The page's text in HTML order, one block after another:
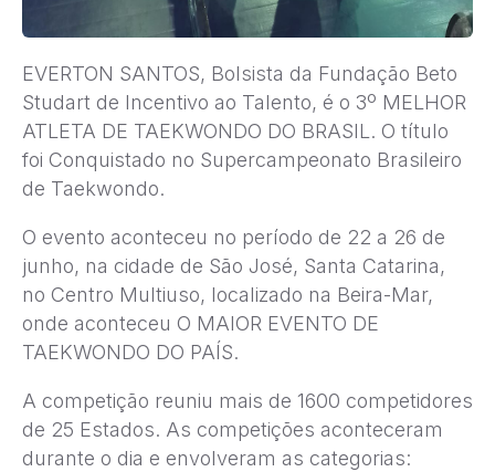
EVERTON SANTOS, Bolsista da Fundação Beto
Studart de Incentivo ao Talento, é o 3º MELHOR
ATLETA DE TAEKWONDO DO BRASIL. O título
foi Conquistado no Supercampeonato Brasileiro
de Taekwondo.
O evento aconteceu no período de 22 a 26 de
junho, na cidade de São José, Santa Catarina,
no Centro Multiuso, localizado na Beira-Mar,
onde aconteceu O MAIOR EVENTO DE
TAEKWONDO DO PAÍS.
A competição reuniu mais de 1600 competidores
de 25 Estados. As competições aconteceram
durante o dia e envolveram as categorias: